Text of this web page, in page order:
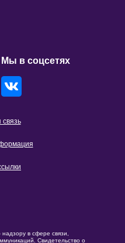
Мы в соцсетях
в сфере связи,
Свидетельство о